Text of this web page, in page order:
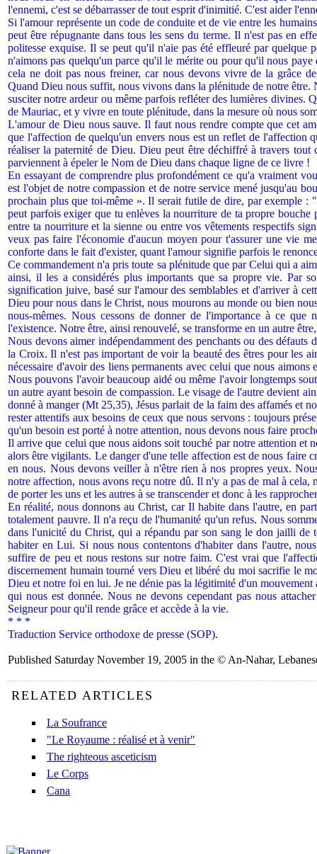
l'ennemi, c'est se débarrasser de tout esprit d'inimitié. C'est aider
Si l'amour représente un code de conduite et de vie entre les
peut être répugnante dans tous les sens du terme. Il n'est pas en
politesse exquise. Il se peut qu'il n'aie pas été effleuré par
n'aimons pas quelqu'un parce qu'il le mérite ou pour qu'il nous
cela ne doit pas nous freiner, car nous devons vivre de la grâce
Quand Dieu nous suffit, nous vivons dans la plénitude de notre être.
susciter notre ardeur ou même parfois refléter des lumières divines.
de Mauriac, et y vivre en toute plénitude, dans la mesure où nous
L'amour de Dieu nous sauve. Il faut nous rendre compte que cet
que l'affection de quelqu'un envers nous est un reflet de l'affection
réaliser la paternité de Dieu. Dieu peut être déchiffré à travers
parviennent à épeler le Nom de Dieu dans chaque ligne de ce livre !
En essayant de comprendre plus profondément ce qu'a vraiment
est l'objet de notre compassion et de notre service mené jusqu'au
prochain plus que toi-même ». Il serait futile de dire, par exemple :
peut parfois exiger que tu enlèves la nourriture de ta propre
entre ta nourriture et la sienne ou entre vos vêtements respectifs
veux pas faire l'économie d'aucun moyen pour t'assurer une vie
conforte dans le fait d'exister, quant l'amour signifie parfois le
Ce commandement n'a pris toute sa plénitude que par Celui qui a
ainsi, il les a considérés plus importants que sa propre vie. Par
signification juive, basé sur l'amour des semblables et d'arriver à
Dieu pour nous dans le Christ, nous mourons au monde ou bien
nous-mêmes. Nous cessons de donner de l'importance à ce
l'existence. Notre être, ainsi renouvelé, se transforme en un autre
Nous devons aimer indépendamment des penchants ou des
la Croix. Il n'est pas important de voir la beauté des êtres pour les
nécessaire d'avoir des liens permanents avec celui que nous
Nous pouvons l'avoir beaucoup aidé ou même l'avoir longtemps
un autre ayant besoin de compassion. Le visage de l'autre devient
donné à manger (Mt 25,35), Jésus parlait de la faim des affamés et
rester attentifs aux besoins de ceux que nous servons : toujours
qu'un besoin est porté à notre attention, nous devons nous faire
Il arrive que celui que nous aidons soit touché par notre attention et
alors être vigilants. Le danger d'une telle affection est de nous faire
en nous. Nous devons veiller à n'être rien à nos propres yeux.
notre affection, nous avons reçu notre dû. Il n'y a pas de mal à
de porter les uns et les autres à se transcender et donc à les
En réalité, nous donnons au Christ, car Il habite dans l'autre, en
totalement pauvre. Il n'a reçu de l'humanité qu'un refus. Nous
dans l'unicité du Christ, qui a répandu par son sang le don jailli
habiter en Lui. Si nous nous contentons d'habiter dans l'autre,
suffire de peu et nous restons sur notre faim. C'est vrai que
discernement humain tourné vers Dieu et libéré du moi sacrifie le
Dieu et notre foi en lui. Je ne dénie pas la légitimité d'un
qui nous est donnée. Nous ne devons cependant pas nous
Seigneur pour qu'il rende grâce et accède à la vie.
* * *
Traduction Service orthodoxe de presse (SOP).
Published Saturday November 19, 2005 in the © An-Nahar,
RELATED ARTICLES
La Soufrance
"Le Royaume : réalisé et à venir"
The righteous asceticism
Le Corps
Cana